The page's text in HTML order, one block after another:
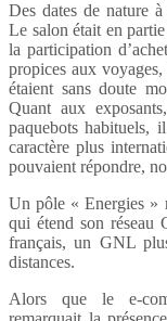
Des dates de nature
Le salon était en
la participation
propices aux
étaient sans doute
Quant aux
paquebots habituels,
caractère plus
pouvaient répondre,
Un pôle « Energies »
qui étend son réseau
français, un GNL
distances.
Alors que le e-